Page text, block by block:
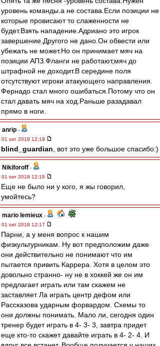
уровень команды.а не состава.Если позиции не
которые провисают то слаженности не
будет.Взять нападение.Адриано это игрок
завершение.Другого не дано.Он обвести или
убежать не может.Но он принимает мяч на
позиции АПЗ.Фланги не работают,мяч до
штрафной не доходит.В середине поля
отсутствуют игроки атакующего направления.
Фернадо стал много ошибаться.Потому что он
стал давать мяч на ход.Раньше разадавал
прямо в ноги.
anrip -
01 окт 2018 12:19
blind_guardian , вот это уже большое спасибо:)
Nikiforoff -
01 окт 2018 12:19
Еще не было ни у кого, я жы говорил,
умойтесь?
mario lemieux -
01 окт 2018 12:17
Парни, а у меня вопрос к нашим
физкультурникам. Ну вот предположим даже
они действительно не понимают что им
пытается привить Каррера. Хотя в целом это
довольно странно- ну не в хоккей же он им
предлагает играть или там скажем не
заставляет Ла играть центр дефом или
Рассказова ударным форвардом. Схемы то
они должны понимать. Мало ли, сегодня один
тренер будет играть в 4- 3- 3, завтра придет
еще кто-то скажет давайте играть в 4- 2- 4. И